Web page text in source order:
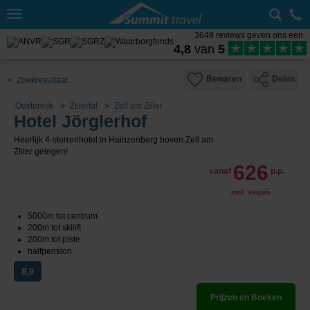
Toggle
3649 reviews geven ons een
4,8 van 5
< Zoekresultaat Bewaren Delen
Oostenrijk Zillertal Zell am Ziller
Hotel Jörglerhof
Heerlijk 4-sterrenhotel in Hainzenberg boven Zell am
Ziller gelegen!
vanaf 626 p.p.
incl. skipas
5000m tot centrum
200m tot skilift
200m tot piste
halfpension
8,9
Prijzen en Boeken